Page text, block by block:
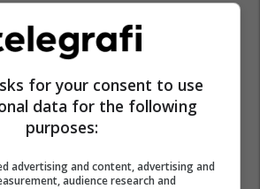
for your consent to use
data for the following
purposes:
advertising and content, advertising and
audience research and